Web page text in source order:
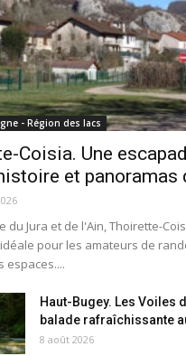
- Région des lacs
Coisia. Une
et panoramas
du Jura et de l'Ain, Thoirette-
pour les amateurs de
espaces....
Haut-Bugey. Les Voiles
balade rafraîchissante
8 août 2026